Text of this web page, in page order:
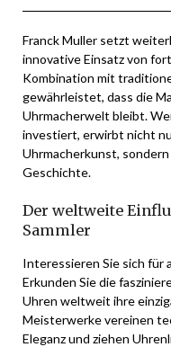
Franck Muller setzt
innovative Einsatz von
Kombination mit
gewährleistet, dass die
Uhrmacherwelt bleibt.
investiert, erwirbt nicht
Uhrmacherkunst,
Geschichte.
Der weltweite
Sammler
Interessieren Sie sich für
Erkunden Sie die
Uhren weltweit ihre
Meisterwerke vereinen
Eleganz und ziehen